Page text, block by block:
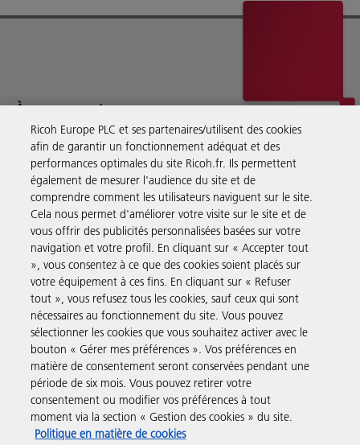
À propos de nous
Ricoh fournit des services documentaires, des conseils, des logiciels
et du matériel aux entreprises du monde entier.
En savoir plus à propos de notre histoire et de ce que
nous faisons
Solutions pour les entreprises
Produits et Services
Assistance & Contact
Ressources
Ricoh Europe PLC et ses partenaires/utilisent des cookies
afin de garantir un fonctionnement adéquat et des
performances optimales du site Ricoh.fr. Ils permettent
également de mesurer l'audience du site et de
comprendre comment les utilisateurs naviguent sur le site.
Cela nous permet d'améliorer votre visite sur le site et de
vous offrir des publicités personnalisées basées sur votre
navigation et votre profil. En cliquant sur « Accepter tout
», vous consentez à ce que des cookies soient placés sur
votre équipement à ces fins. En cliquant sur « Refuser
tout », vous refusez tous les cookies, sauf ceux qui sont
nécessaires au fonctionnement du site. Vous pouvez
sélectionner les cookies que vous souhaitez activer avec le
bouton « Gérer mes préférences ». Vos préférences en
matière de consentement seront conservées pendant une
période de six mois. Vous pouvez retirer votre
consentement ou modifier vos préférences à tout
moment via la section « Gestion des cookies » du site.
Politique en matière de cookies